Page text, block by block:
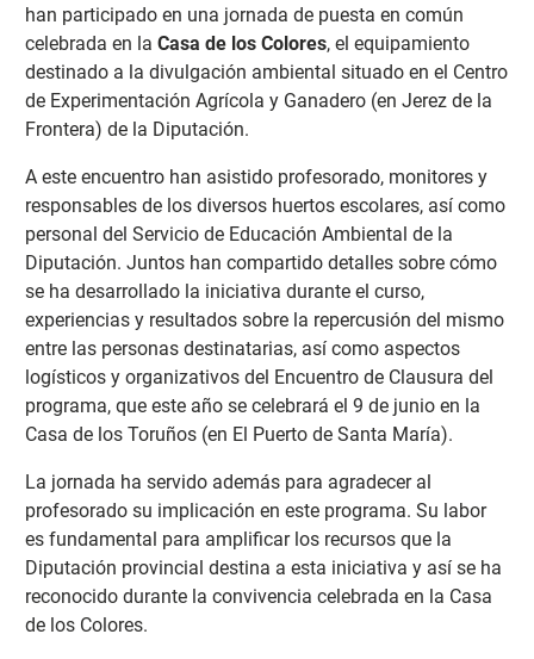
han participado en una jornada de puesta en común
celebrada en la Casa de los Colores, el equipamiento
destinado a la divulgación ambiental situado en el Centro
de Experimentación Agrícola y Ganadero (en Jerez de la
Frontera) de la Diputación.
A este encuentro han asistido profesorado, monitores y
responsables de los diversos huertos escolares, así como
personal del Servicio de Educación Ambiental de la
Diputación. Juntos han compartido detalles sobre cómo
se ha desarrollado la iniciativa durante el curso,
experiencias y resultados sobre la repercusión del mismo
entre las personas destinatarias, así como aspectos
logísticos y organizativos del Encuentro de Clausura del
programa, que este año se celebrará el 9 de junio en la
Casa de los Toruños (en El Puerto de Santa María).
La jornada ha servido además para agradecer al
profesorado su implicación en este programa. Su labor
es fundamental para amplificar los recursos que la
Diputación provincial destina a esta iniciativa y así se ha
reconocido durante la convivencia celebrada en la Casa
de los Colores.